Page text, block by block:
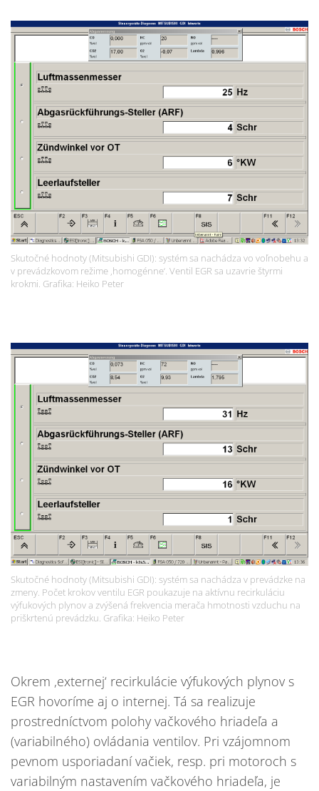
Skutočné hodnoty (Mitsubishi GDI): systém sa nachádza vo voľnobehu a
v prevádzkovom režime ‚homogénne‘. Ventil EGR sa uzavrie štyrmi
krokmi. Grafika: Heiko Peter
Skutočné hodnoty (Mitsubishi GDI): systém sa nachádza v prevádzke na
zmeny. Počet krokov ventilu EGR poukazuje na aktívnu recirkuláciu
výfukových plynov a zvýšená frekvencia merača hmotnosti vzduchu na
priškrtenú prevádzku. Grafika: Heiko Peter
Okrem ‚externej‘ recirkulácie výfukových plynov s
EGR hovoríme aj o internej. Tá sa realizuje
prostredníctvom polohy vačkového hriadeľa a
(variabilného) ovládania ventilov. Pri vzájomnom
pevnom usporiadaní vačiek, resp. pri motoroch s
variabilným nastavením vačkového hriadeľa, je